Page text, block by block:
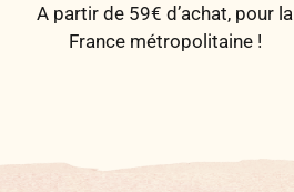
A partir de 59€ d’achat, pour la
France métropolitaine !